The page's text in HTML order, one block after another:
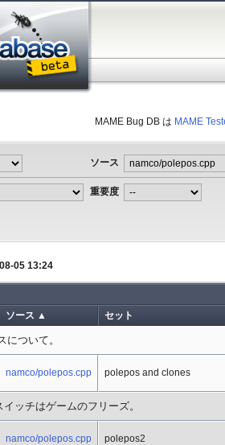
MAME Bug DB は MAME
ソース
重要度
05 13:24
ソース ▲ セット
について。
namco/polepos.cpp polepos and clones
ッチはゲームのフリーズ。
namco/polepos.cpp polepos2